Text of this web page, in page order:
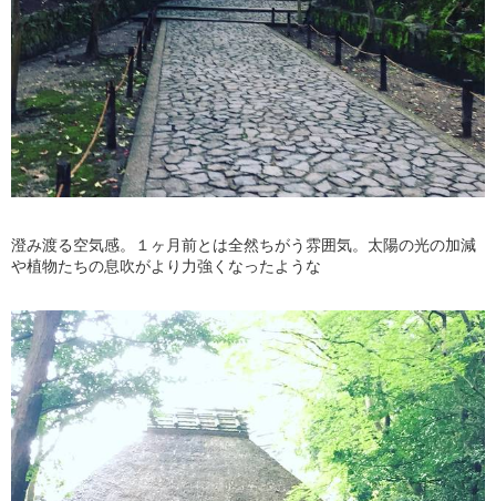
澄み渡る空気感。１ヶ月前とは全然ちがう雰囲気。太陽の光の加減
や植物たちの息吹がより力強くなったような